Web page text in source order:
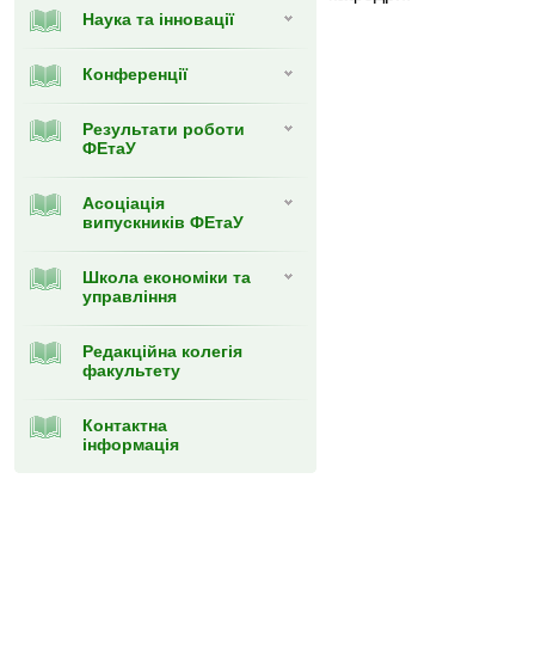
Наука та інновації
Конференції
Результати роботи
ФЕтаУ
Асоціація
випускників ФЕтаУ
Школа економіки та
управління
Редакційна колегія
факультету
Контактна
інформація